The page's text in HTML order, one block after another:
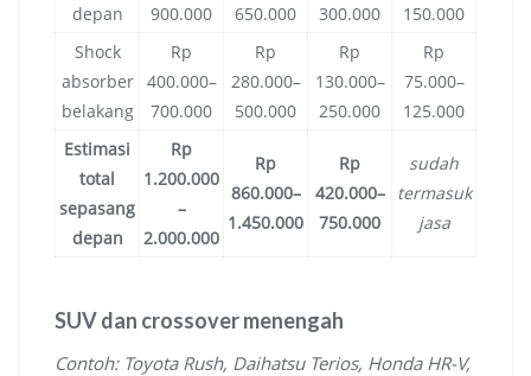
depan
900.000
650.000
300.000
150.000
Shock
absorber
belakang
Rp
400.000–
700.000
Rp
280.000–
500.000
Rp
130.000–
250.000
Rp
75.000–
125.000
Estimasi
total
sepasang
depan
Rp
1.200.000
–
2.000.000
Rp
860.000–
1.450.000
Rp
420.000–
750.000
sudah
termasuk
jasa
SUV dan crossover menengah
Contoh: Toyota Rush, Daihatsu Terios, Honda HR-V,